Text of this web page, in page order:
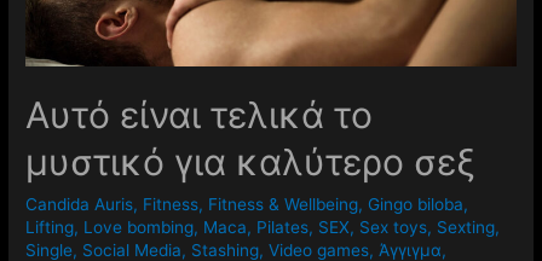
Αυτό είναι τελικά το
μυστικό για καλύτερο σεξ
Candida Auris, Fitness, Fitness & Wellbeing, Gingo biloba,
Lifting, Love bombing, Maca, Pilates, SEX, Sex toys, Sexting,
Single, Social Media, Stashing,Video games, Άγγιγμα,